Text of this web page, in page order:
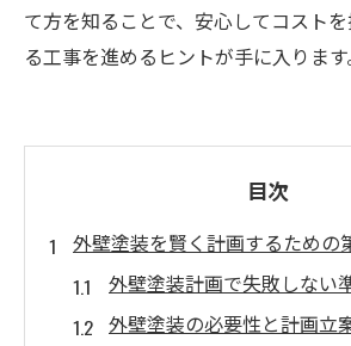
て方を知ることで、安心してコスト
る工事を進めるヒントが手に入ります
目次
外壁塗装を賢く計画するための
外壁塗装計画で失敗しない
外壁塗装の必要性と計画立